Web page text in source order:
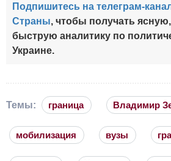
Подпишитесь на телеграм-
Страны, чтобы получать
быструю аналитику по
Украине.
Темы: граница Владимир
мобилизация вузы